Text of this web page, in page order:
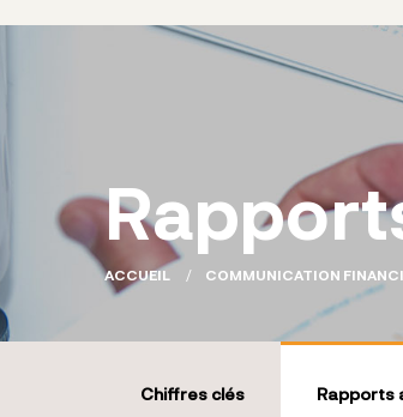
ACCUEIL COMMUNICATION
Chiffres clés Rapports